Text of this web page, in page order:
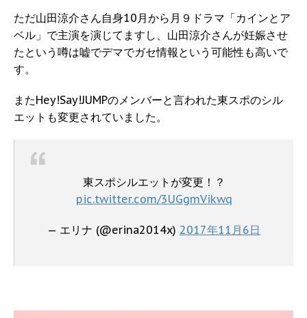
ただ山田涼介さん自身10月から月９ドラマ「カインとア
ベル」で主演を演じてますし、山田涼介さんが妊娠させ
たという噂は嘘でデマでガセ情報という可能性も高いで
す。
またHey!Say!JUMPのメンバーと言われた東スポのシル
エットも変更されていました。
東スポシルエットが変更！？
pic.twitter.com/3UGgmVikwq
— エリナ (@erina2014x) 2017年11月6日